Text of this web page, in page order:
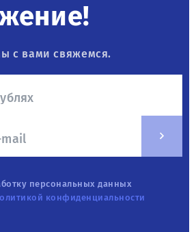
с вами свяжемся.
персональных данных
конфиденциальности